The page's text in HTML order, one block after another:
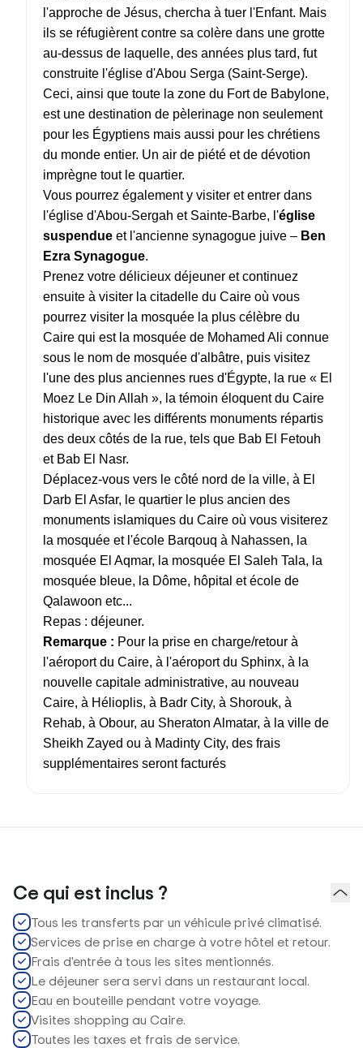
l'approche de Jésus, chercha à tuer l'Enfant. Mais
ils se réfugièrent contre sa colère dans une grotte
au-dessus de laquelle, des années plus tard, fut
construite l'église d'Abou Serga (Saint-Serge).
Ceci, ainsi que toute la zone du Fort de Babylone,
est une destination de pèlerinage non seulement
pour les Égyptiens mais aussi pour les chrétiens
du monde entier. Un air de piété et de dévotion
imprègne tout le quartier.
Vous pourrez également y visiter et entrer dans
l'église d'Abou-Sergah et Sainte-Barbe, l'église
suspendue et l'ancienne synagogue juive – Ben
Ezra Synagogue.
Prenez votre délicieux déjeuner et continuez
ensuite à visiter la citadelle du Caire où vous
pourrez visiter la mosquée la plus célèbre du
Caire qui est la mosquée de Mohamed Ali connue
sous le nom de mosquée d'albâtre, puis visitez
l'une des plus anciennes rues d'Égypte, la rue « El
Moez Le Din Allah », la témoin éloquent du Caire
historique avec les différents monuments répartis
des deux côtés de la rue, tels que Bab El Fetouh
et Bab El Nasr.
Déplacez-vous vers le côté nord de la ville, à El
Darb El Asfar, le quartier le plus ancien des
monuments islamiques du Caire où vous visiterez
la mosquée et l'école Barqouq à Nahassen, la
mosquée El Aqmar, la mosquée El Saleh Tala, la
mosquée bleue, la Dôme, hôpital et école de
Qalawoon etc...
Repas : déjeuner.
Remarque : Pour la prise en charge/retour à
l'aéroport du Caire, à l'aéroport du Sphinx, à la
nouvelle capitale administrative, au nouveau
Caire, à Hélioplis, à Badr City, à Shorouk, à
Rehab, à Obour, au Sheraton Almatar, à la ville de
Sheikh Zayed ou à Madinty City, des frais
supplémentaires seront facturés
Ce qui est inclus ?
Tous les transferts par un véhicule privé climatisé.
Services de prise en charge à votre hôtel et retour.
Frais d'entrée à tous les sites mentionnés.
Le déjeuner sera servi dans un restaurant local.
Eau en bouteille pendant votre voyage.
Visites shopping au Caire.
Toutes les taxes et frais de service.